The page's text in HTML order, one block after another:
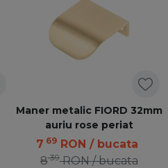
Maner metalic FIORD 32mm
auriu rose periat
7 69 RON / bucata
839 RON / bucata